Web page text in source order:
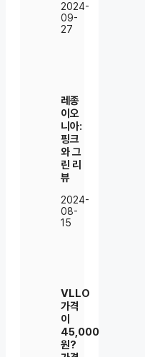
2024-
09-
27
레종
이오
니아:
핑크
와 그
린 리
뷰
2024-
08-
15
VLLO
가격
이
45,000
원?